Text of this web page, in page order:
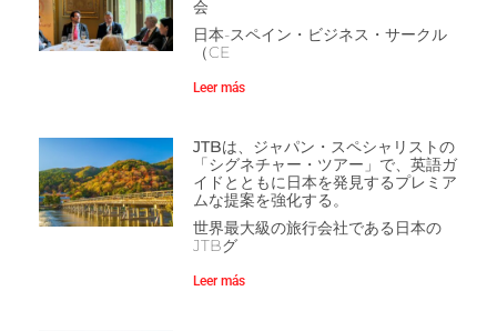
会
日本-スペイン・ビジネス・サークル
（CE
Leer más
JTBは、ジャパン・スペシャリストの
「シグネチャー・ツアー」で、英語ガ
イドとともに日本を発見するプレミア
ムな提案を強化する。
世界最大級の旅行会社である日本の
JTBグ
Leer más